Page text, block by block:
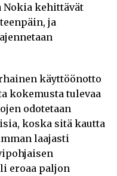
Nokia kehittävät
ja
käyttöönotto
kokemusta tulevaa
odotetaan
koska sitä kautta
laajasti
eroaa paljon